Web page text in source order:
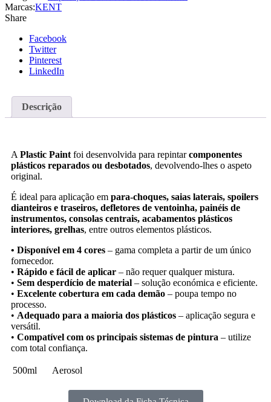
Marcas:KENT
Share
Facebook
Twitter
Pinterest
LinkedIn
Descrição
A Plastic Paint foi desenvolvida para repintarcomponentes
plásticos reparados ou desbotados, devolvendo-lhes o aspeto
original.
É ideal para aplicação em para-choques, saias laterais, spoilers
dianteiros e traseiros, defletores de ventoinha, painéis de
instrumentos, consolas centrais, acabamentos plásticos
interiores, grelhas, entre outros elementos plásticos.
• Disponível em 4 cores – gama completa a partir de um único
fornecedor.
• Rápido e fácil de aplicar – não requer qualquer mistura.
• Sem desperdício de material – solução económica e eficiente.
• Excelente cobertura em cada demão – poupa tempo no
processo.
• Adequado para a maioria dos plásticos – aplicação segura e
versátil.
• Compatível com os principais sistemas de pintura – utilize
com total confiança.
500ml Aerosol